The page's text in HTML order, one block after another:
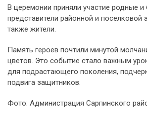
В церемонии приняли участие родные и
представители районной и поселковой
также жители.
Память героев почтили минутой
цветов. Это событие стало важным
для подрастающего поколения,
подвига защитников.
Фото: Администрация Сарпинского